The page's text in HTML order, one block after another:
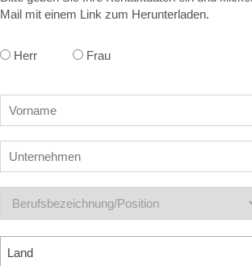
Mail mit einem Link zum Herunterladen.
Herr Frau
Land